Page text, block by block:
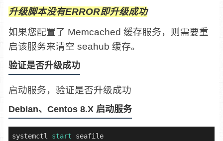
升级脚本没有ERROR即升级成功
如果您配置了 Memcached 缓存服务，则需要重
启该服务来清空 seahub 缓存。
验证是否升级成功
启动服务，验证是否升级成功
Debian、Centos 8.X 启动服务
systemctl start seafile